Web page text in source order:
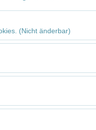
(Nicht änderbar)
Funktionieren der
können nicht deaktiviert
wie unsere Website
verwendet, um die
Ihre Interessen
zu messen